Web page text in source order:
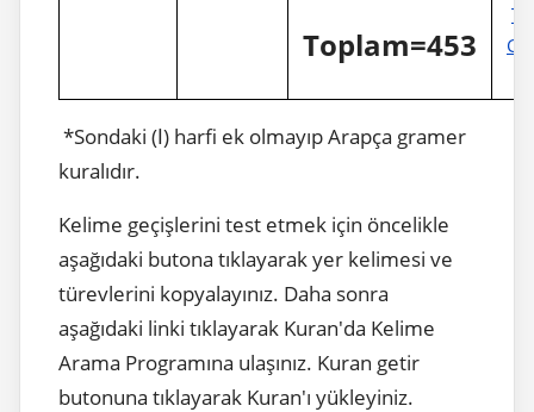
Toplam=453
*Sondaki (ا) harfi ek olmayıp Arapça gramer
kuralıdır.
Kelime geçişlerini test etmek için öncelikle
aşağıdaki butona tıklayarak yer kelimesi ve
türevlerini kopyalayınız. Daha sonra
aşağıdaki linki tıklayarak Kuran'da Kelime
Arama Programına ulaşınız. Kuran getir
butonuna tıklayarak Kuran'ı yükleyiniz.